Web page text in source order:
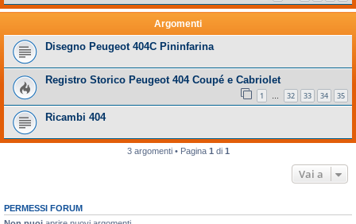
Argomenti
Disegno Peugeot 404C Pininfarina
Registro Storico Peugeot 404 Coupé e Cabriolet
1 … 32 33 34 35
Ricambi 404
3 argomenti • Pagina 1 di 1
Vai a
PERMESSI FORUM